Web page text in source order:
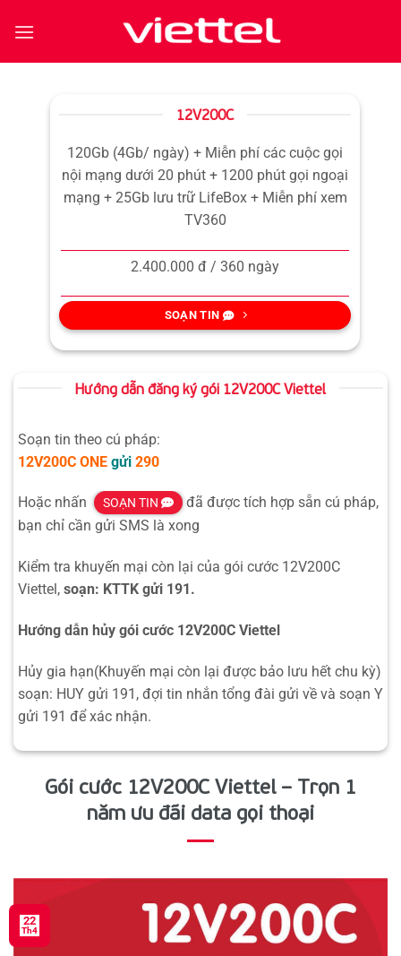
qua
12V200C
120Gb (4Gb/ ngày) + Miễn phí các cuộc gọi
nội mạng dưới 20 phút + 1200 phút gọi ngoại
mạng + 25Gb lưu trữ LifeBox + Miễn phí xem
TV360
2.400.000 đ / 360 ngày
SOẠN TIN
Hướng dẫn đăng ký gói 12V200C Viettel
Soạn tin theo cú pháp:
12V200C ONE gửi 290
Hoặc nhấn SOẠN TIN
đã được tích hợp sẵn cú pháp,
bạn chỉ cần gửi SMS là xong
Kiểm tra khuyến mại còn lại của gói cước 12V200C
Viettel, soạn: KTTK gửi 191.
Hướng dẫn hủy gói cước 12V200C Viettel
Hủy gia hạn(Khuyến mại còn lại được bảo lưu hết chu kỳ)
soạn: HUY gửi 191, đợi tin nhắn tổng đài gửi về và soạn Y
gửi 191 để xác nhận.
Gói cước 12V200C Viettel – Trọn 1
năm ưu đãi data gọi thoại
22
Th4